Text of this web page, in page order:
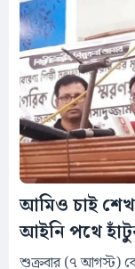
আমিও চাই শেখ
আইনি পথে
শুক্রবার (৭ আগস্ট)